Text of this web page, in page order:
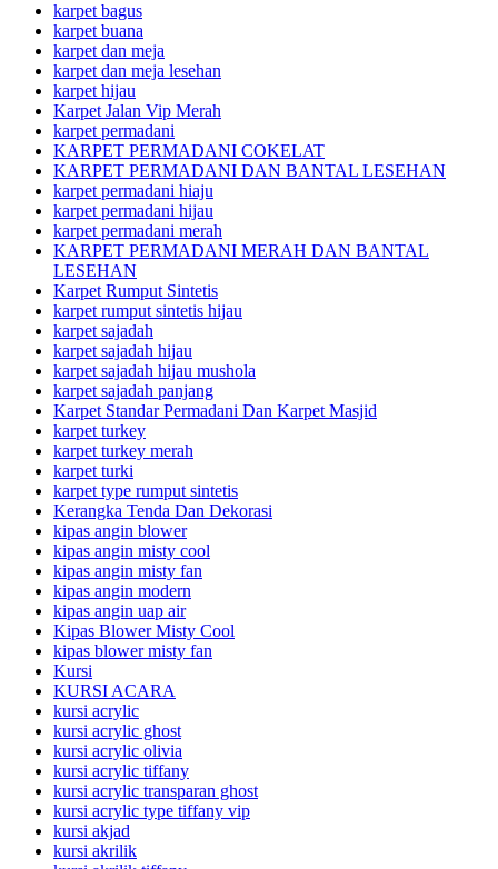
karpet bagus
karpet buana
karpet dan meja
karpet dan meja lesehan
karpet hijau
Karpet Jalan Vip Merah
karpet permadani
KARPET PERMADANI COKELAT
KARPET PERMADANI DAN BANTAL LESEHAN
karpet permadani hiaju
karpet permadani hijau
karpet permadani merah
KARPET PERMADANI MERAH DAN BANTAL
LESEHAN
Karpet Rumput Sintetis
karpet rumput sintetis hijau
karpet sajadah
karpet sajadah hijau
karpet sajadah hijau mushola
karpet sajadah panjang
Karpet Standar Permadani Dan Karpet Masjid
karpet turkey
karpet turkey merah
karpet turki
karpet type rumput sintetis
Kerangka Tenda Dan Dekorasi
kipas angin blower
kipas angin misty cool
kipas angin misty fan
kipas angin modern
kipas angin uap air
Kipas Blower Misty Cool
kipas blower misty fan
Kursi
KURSI ACARA
kursi acrylic
kursi acrylic ghost
kursi acrylic olivia
kursi acrylic tiffany
kursi acrylic transparan ghost
kursi acrylic type tiffany vip
kursi akjad
kursi akrilik